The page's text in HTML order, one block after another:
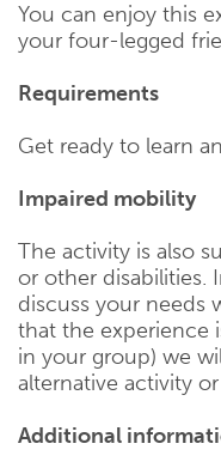
You can enjoy this
your four-legged
Requirements
Get ready to learn
Impaired mobility
The activity is also
or other disabilities.
discuss your needs
that the experience
in your group) we
alternative activity
Additional